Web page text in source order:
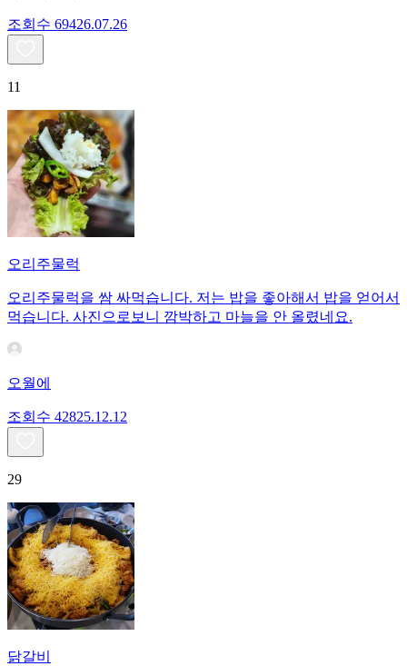
조회수 69426.07.26
11
오리주물럭
오리주물럭을 쌈 싸먹습니다. 저는 밥을 좋아해서 밥을 얻어서
먹습니다. 사진으로보니 깜박하고 마늘을 안 올렸네요.
오월에
조회수 42825.12.12
29
닭갈비